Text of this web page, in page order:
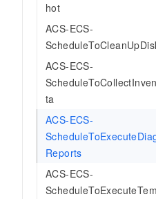
hot
ACS-ECS-
ACS-ECS-
ta
ACS-ECS-
Reports
ACS-ECS-